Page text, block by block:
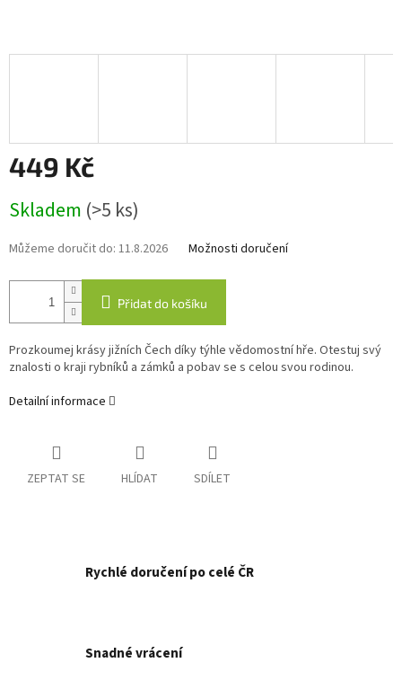
449 Kč
cena:
Skladem (>5 ks)
Můžeme doručit do: 11.8.2026 Možnosti doručení
Přidat do košíku
Prozkoumej krásy jižních Čech díky týhle vědomostní hře. Otestuj svý
znalosti o kraji rybníků a zámků a pobav se s celou svou rodinou.
Detailní informace
ZEPTAT SE HLÍDAT SDÍLET
Rychlé doručení po celé ČR
Snadné vrácení